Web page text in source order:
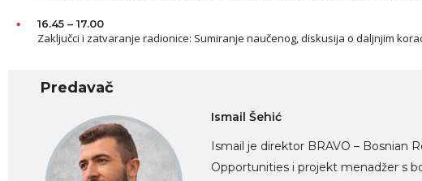
16.45 – 17.00
Zaključci i zatvaranje radionice: Sumiranje naučenog, diskusija o daljnjim
Predavač
Ismail Šehić
Ismail je direktor BRAVO – Bosnian
Opportunities i projekt menadžer s